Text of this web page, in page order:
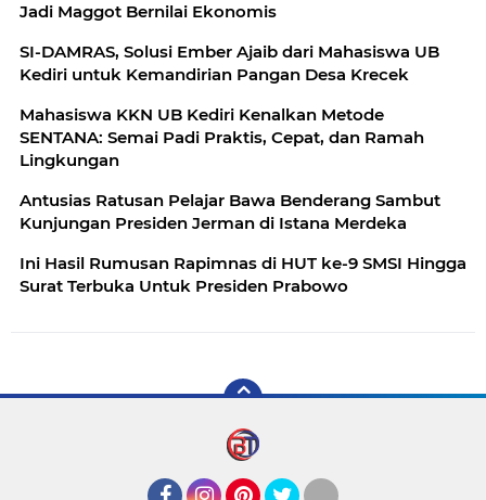
Jadi Maggot Bernilai Ekonomis
SI-DAMRAS, Solusi Ember Ajaib dari Mahasiswa UB
Kediri untuk Kemandirian Pangan Desa Krecek
Mahasiswa KKN UB Kediri Kenalkan Metode
SENTANA: Semai Padi Praktis, Cepat, dan Ramah
Lingkungan
Antusias Ratusan Pelajar Bawa Benderang Sambut
Kunjungan Presiden Jerman di Istana Merdeka
Ini Hasil Rumusan Rapimnas di HUT ke-9 SMSI Hingga
Surat Terbuka Untuk Presiden Prabowo